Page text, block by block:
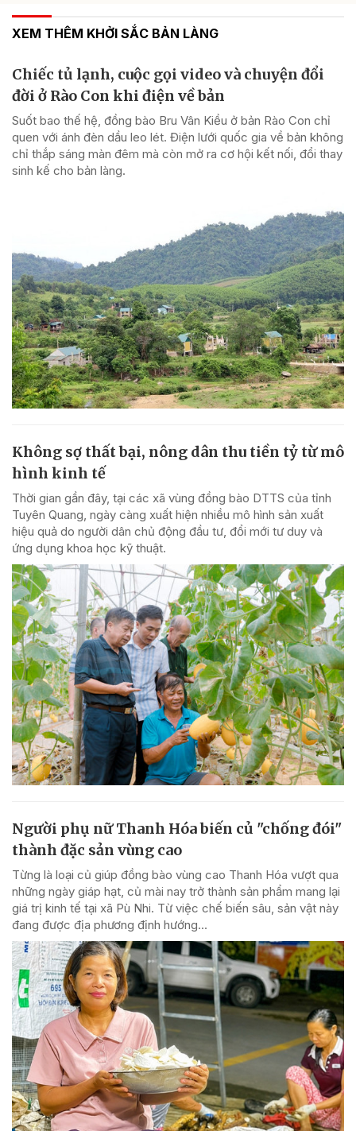
XEM THÊM KHỞI SẮC BẢN LÀNG
Chiếc tủ lạnh, cuộc gọi video và chuyện đổi
đời ở Rào Con khi điện về bản
Suốt bao thế hệ, đồng bào Bru Vân Kiều ở bản Rào Con chỉ
quen với ánh đèn dầu leo lét. Điện lưới quốc gia về bản không
chỉ thắp sáng màn đêm mà còn mở ra cơ hội kết nối, đổi thay
sinh kế cho bản làng.
Không sợ thất bại, nông dân thu tiền tỷ từ mô
hình kinh tế
Thời gian gần đây, tại các xã vùng đồng bào DTTS của tỉnh
Tuyên Quang, ngày càng xuất hiện nhiều mô hình sản xuất
hiệu quả do người dân chủ động đầu tư, đổi mới tư duy và
ứng dụng khoa học kỹ thuật.
Người phụ nữ Thanh Hóa biến củ "chống đói"
thành đặc sản vùng cao
Từng là loại củ giúp đồng bào vùng cao Thanh Hóa vượt qua
những ngày giáp hạt, củ mài nay trở thành sản phẩm mang lại
giá trị kinh tế tại xã Pù Nhi. Từ việc chế biến sâu, sản vật này
đang được địa phương định hướng...